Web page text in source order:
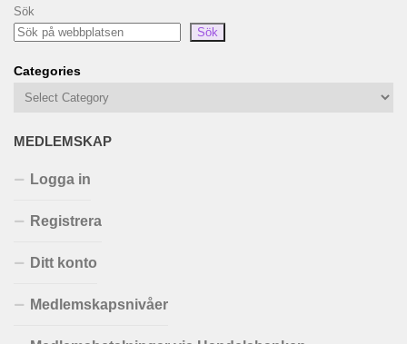
Sök
Sök
Categories
MEDLEMSKAP
Logga in
Registrera
Ditt konto
Medlemskapsnivåer